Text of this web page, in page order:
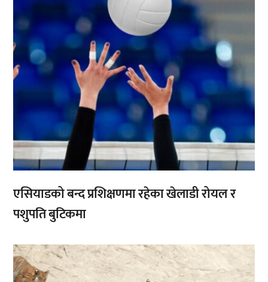
एसियाडको बन्द प्रशिक्षणमा रहेका खेलाडी रोयल र
पशुपति बुटिकमा